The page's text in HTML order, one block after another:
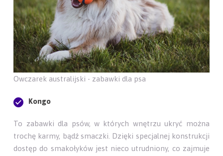
Owczarek australijski - zabawki dla psa
Kongo
To zabawki dla psów, w których wnętrzu ukryć można
trochę karmy, bądź smaczki. Dzięki specjalnej konstrukcji
dostęp do smakołyków jest nieco utrudniony, co zajmuje